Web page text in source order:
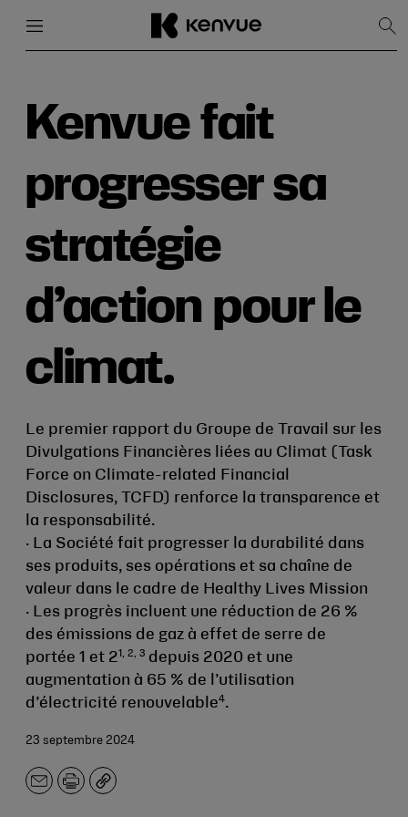
contenu
Kenvue fait
progresser sa
stratégie
d’action pour le
climat.
Le premier rapport du Groupe de Travail sur les
Divulgations Financières liées au Climat (Task
Force on Climate-related Financial
Disclosures, TCFD) renforce la transparence et
la responsabilité.
· La Société fait progresser la durabilité dans
ses produits, ses opérations et sa chaîne de
valeur dans le cadre de Healthy Lives Mission
· Les progrès incluent une réduction de 26 %
des émissions de gaz à effet de serre de
portée 1 et 21, 2, 3 depuis 2020 et une
augmentation à 65 % de l’utilisation
d’électricité renouvelable4.
23 septembre 2024
E-
Imprimer
Copier